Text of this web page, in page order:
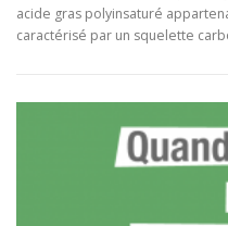
acide gras polyinsaturé
caractérisé par un squelette